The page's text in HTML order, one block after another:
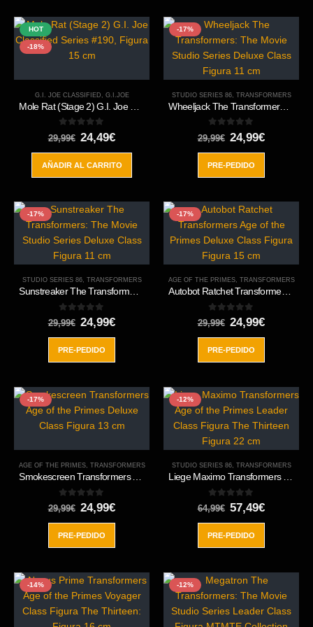
HOT
-18%
G.I. JOE CLASSIFIED G.I.JOE
0out of 5
29,99€ El
precio
era:
29,99€.
24,49€El
es:
24,49€.
AÑADIR AL CARRITO
-17%
STUDIO SERIES 86, TRANSFORMERS
Wheeljack The Transformers: The Movie Studio Series Deluxe Class Figura 11 cm
0out of 5
29,99€ El
precio
era:
29,99€.
24,99€El
24,99€.
PRE-PEDIDO
-17%
STUDIO SERIES 86, TRANSFORMERS
Sunstreaker The Transformers: The Movie Studio Series Deluxe Class Figura 11 cm
0out of 5
29,99€ El
original
era:
29,99€.
24,99€El
24,99€.
PRE-PEDIDO
-17%
AGE OF THE PRIMES, TRANSFORMERS
Autobot Ratchet Transformers Age of the Primes Deluxe Class Figura Figura 15 cm
0out of 5
29,99€ El
original
era:
29,99€.
24,99€El
24,99€.
PRE-PEDIDO
-17%
AGE OF THE PRIMES, TRANSFORMERS
Smokescreen Transformers Age of the Primes Deluxe Class Figura 13 cm
0out of 5
29,99€ El
precio
original
era:
29,99€.
24,99€El
24,99€.
PRE-PEDIDO
-12%
STUDIO SERIES 86, TRANSFORMERS
Liege Maximo Transformers Age of the Primes Leader Class Figura The Thirteen Figura 22 cm
0out of 5
64,99€ El
precio
original
era:
64,99€.
57,49€El
57,49€.
PRE-PEDIDO
-14% -12%